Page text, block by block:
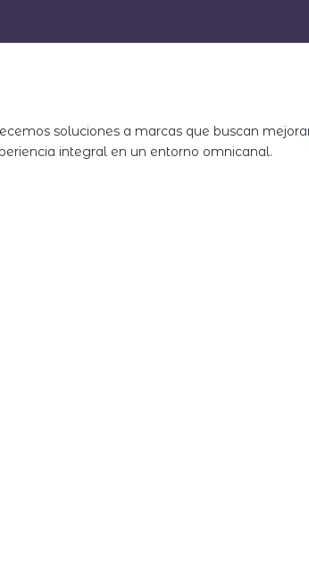
soluciones a marcas que buscan
integral en un entorno omnicanal.